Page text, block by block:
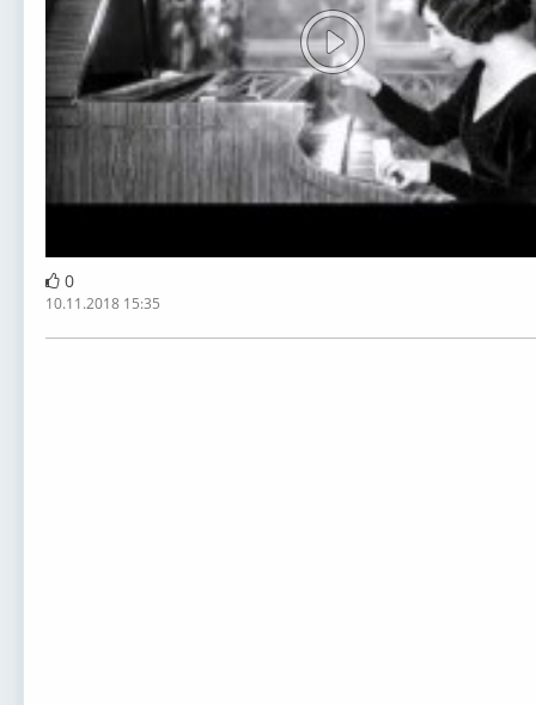
0
10.11.2018 15:35